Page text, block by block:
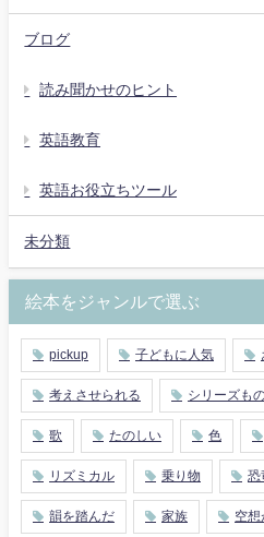
ブログ
読み聞かせのヒント
英語教育
英語お役立ちツール
未分類
絵本をジャンルで選ぶ
pickup 子どもに人気
考えさせられる シリーズも
歌 たのしい 色
リズミカル 乗り物 恐
韻を踏んだ 家族 空想